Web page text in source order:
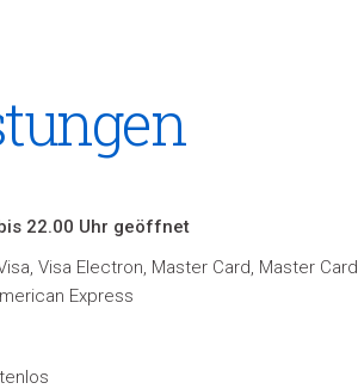
22.00 Uhr geöffnet
Visa Electron, Master Card, Master Card
Express